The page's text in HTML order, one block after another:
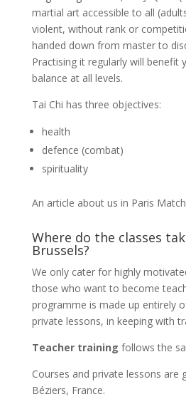
martial art accessible to all
violent, without rank or
handed down from master to
Practising it regularly will benefit
balance at all levels.
Tai Chi has three objectives:
health
defence (combat)
spirituality
An article about us in Paris
Where do the classes
Brussels?
We only cater for highly
those who want to become
programme is made up entirely
private lessons, in keeping with
Teacher training follows the
Courses and private lessons are
Béziers, France.